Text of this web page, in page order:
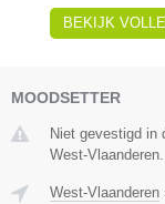
BEKIJK
MOODSETTER
Niet gevestigd in
West-Vlaanderen.
West-Vlaanderen